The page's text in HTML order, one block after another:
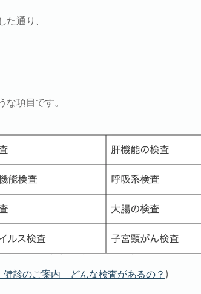
通り、
項目です。
診のご案内　どんな検査があるの？ )